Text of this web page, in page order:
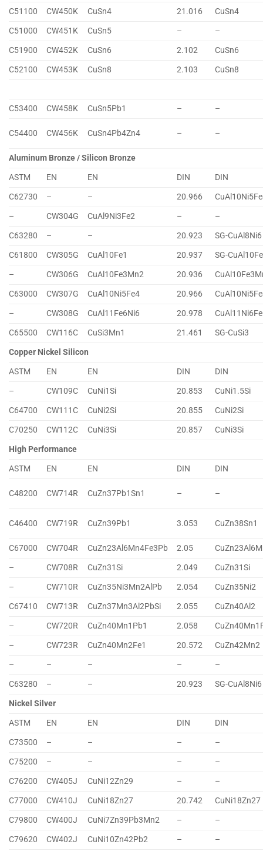
C51100
CW450K CuSn4 21.016
CuSn4
C51000
CW451K CuSn5 –
–
C51900
CW452K CuSn6 2.102
CuSn6
C52100
CW453K CuSn8 2.103 CuSn8
C53400 CW458K CuSn5Pb1 – –
C54400 CW456K CuSn4Pb4Zn4 – –
Aluminum Bronze / Silicon Bronze
ASTM
EN EN DIN
DIN
C62730
– – 20.966
–
CW304G CuAl9Ni3Fe2 –
–
C63280
– – 20.923
SG-CuAl8Ni6
C61800
CW305G CuAl10Fe1 20.937
SG-CuAl10Fe
–
CW306G CuAl10Fe3Mn2 20.936
C63000
CW307G CuAl10Ni5Fe4 20.966
–
CW308G CuAl11Fe6Ni6 20.978
C65500
CW116C CuSi3Mn1 21.461
SG-CuSi3
Copper Nickel Silicon
ASTM
EN EN DIN
DIN
–
CW109C CuNi1Si 20.853
CuNi1.5Si
C64700
CW111C CuNi2Si 20.855
CuNi2Si
C70250
CW112C CuNi3Si 20.857
CuNi3Si
High Performance
ASTM
EN EN DIN DIN
C48200 CW714R CuZn37Pb1Sn1 – –
C46400 CW719R CuZn39Pb1 3.053 CuZn38Sn1
C67000 CW704R CuZn23Al6Mn4Fe3Pb 2.05
–
CW708R CuZn31Si 2.049
CuZn31Si
–
CW710R CuZn35Ni3Mn2AlPb 2.054
CuZn35Ni2
C67410
CW713R CuZn37Mn3Al2PbSi 2.055
CuZn40Al2
–
CW720R CuZn40Mn1Pb1 2.058
–
CW723R CuZn40Mn2Fe1 20.572
CuZn42Mn2
–
– – –
–
C63280
– – 20.923
SG-CuAl8Ni6
Nickel Silver
ASTM
EN EN DIN
DIN
C73500
– – –
–
C75200
– – –
–
C76200
CW405J CuNi12Zn29 –
–
C77000
CW410J CuNi18Zn27 20.742
CuNi18Zn27
C79800
CW400J CuNi7Zn39Pb3Mn2 –
–
C79620
CW402J CuNi10Zn42Pb2 –
–